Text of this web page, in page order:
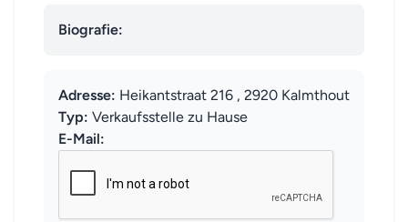
Biografie:
Adresse: Heikantstraat 216 , 2920 Kalmthout
Typ: Verkaufsstelle zu Hause
E-Mail: